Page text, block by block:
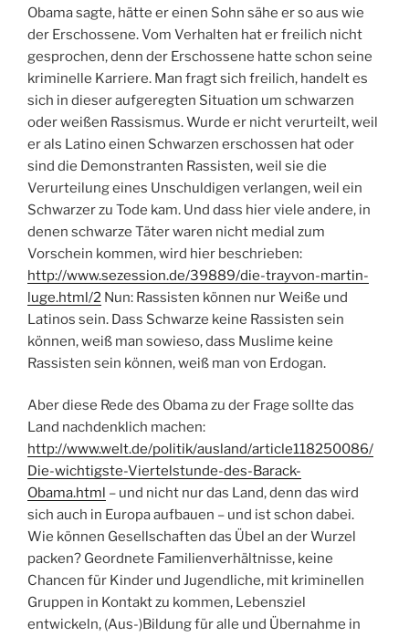
Obama sagte, hätte er einen Sohn sähe er so aus wie
der Erschossene. Vom Verhalten hat er freilich nicht
gesprochen, denn der Erschossene hatte schon seine
kriminelle Karriere. Man fragt sich freilich, handelt es
sich in dieser aufgeregten Situation um schwarzen
oder weißen Rassismus. Wurde er nicht verurteilt, weil
er als Latino einen Schwarzen erschossen hat oder
sind die Demonstranten Rassisten, weil sie die
Verurteilung eines Unschuldigen verlangen, weil ein
Schwarzer zu Tode kam. Und dass hier viele andere, in
denen schwarze Täter waren nicht medial zum
Vorschein kommen, wird hier beschrieben:
http://www.sezession.de/39889/die-trayvon-martin-
luge.html/2 Nun: Rassisten können nur Weiße und
Latinos sein. Dass Schwarze keine Rassisten sein
können, weiß man sowieso, dass Muslime keine
Rassisten sein können, weiß man von Erdogan.
Aber diese Rede des Obama zu der Frage sollte das
Land nachdenklich machen:
http://www.welt.de/politik/ausland/article118250086/
Die-wichtigste-Viertelstunde-des-Barack-
Obama.html – und nicht nur das Land, denn das wird
sich auch in Europa aufbauen – und ist schon dabei.
Wie können Gesellschaften das Übel an der Wurzel
packen? Geordnete Familienverhältnisse, keine
Chancen für Kinder und Jugendliche, mit kriminellen
Gruppen in Kontakt zu kommen, Lebensziel
entwickeln, (Aus-)Bildung für alle und Übernahme in